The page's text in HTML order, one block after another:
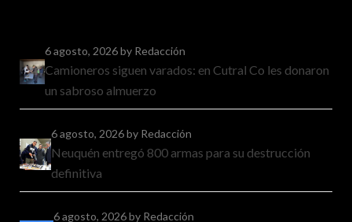
6 agosto, 2026by Redacción
Camioneros siguen varados: en Cutral Co les donaron
un sabroso almuerzo
6 agosto, 2026by Redacción
Neuquén entregó 800 armas para su destrucción
definitiva
6 agosto, 2026by Redacción